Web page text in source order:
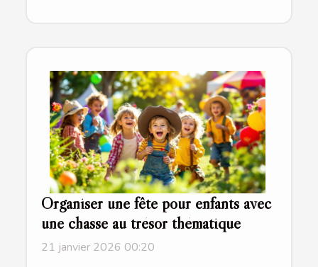
Organiser une fête pour enfants avec
une chasse au trésor thématique
21 janvier 2026 00:20